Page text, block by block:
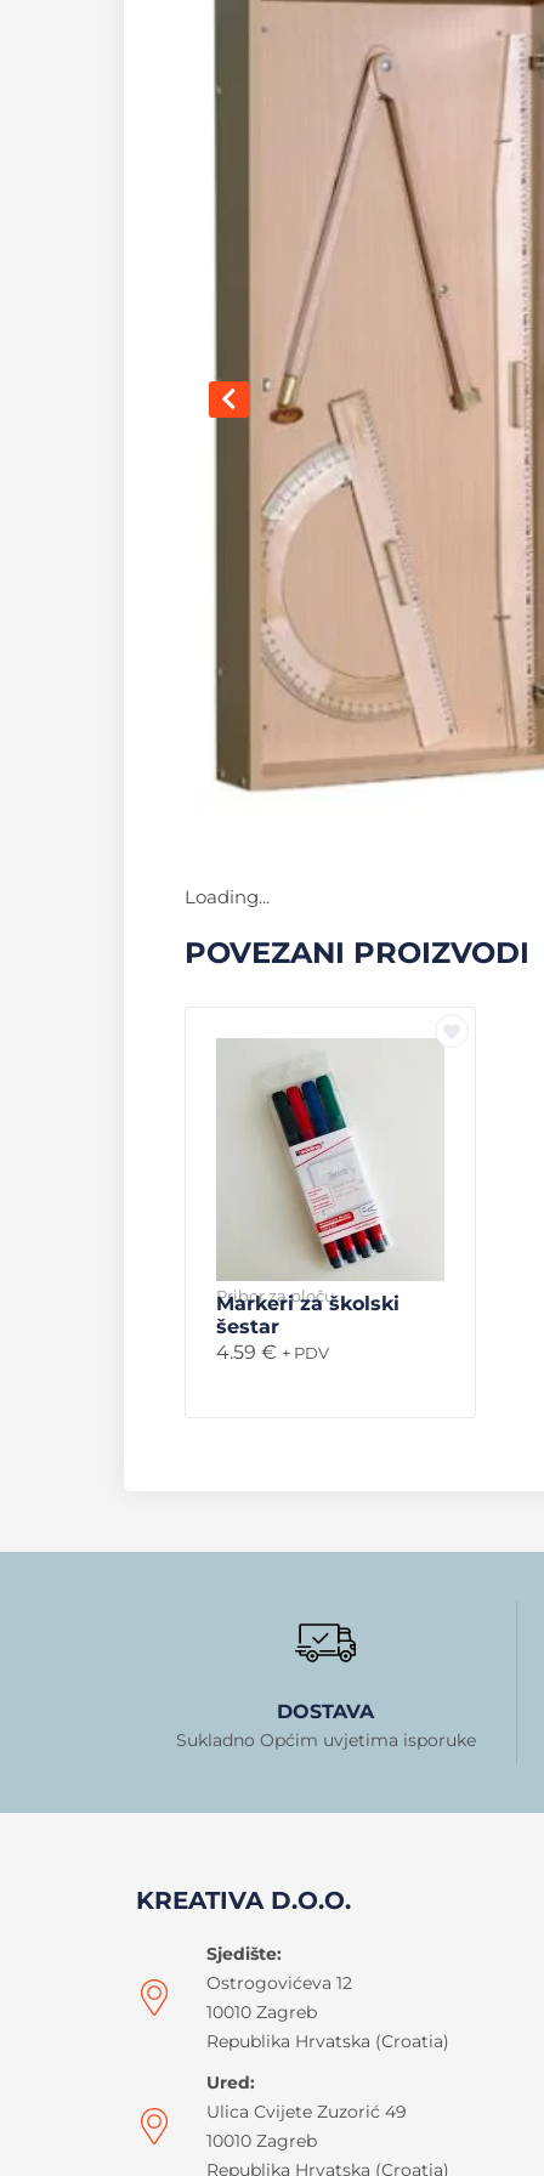
Loading...
POVEZANI PROIZVODI
Pribor za ploču
Markeri za školski
šestar
4.59 € + PDV
DOSTAVA
Sukladno Općim uvjetima isporuke
KREATIVA D.O.O.
Sjedište:
Ostrogovićeva 12
10010 Zagreb
Republika Hrvatska (Croatia)
Ured:
Ulica Cvijete Zuzorić 49
10010 Zagreb
Republika Hrvatska (Croatia)